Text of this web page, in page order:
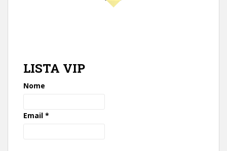
LISTA VIP
Nome
Email *